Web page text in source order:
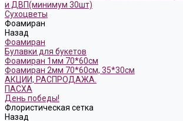
и ДВП(минимум 30шт)
Сухоцветы
Фоамиран
Назад
Фоамиран
Булавки для букетов
Фоамиран 1мм 70*60см
Фоамиран 2мм 70*60см, 35*30см
АКЦИИ, РАСПРОДАЖА.
ПАСХА
День победы!
Флористическая сетка
Назад